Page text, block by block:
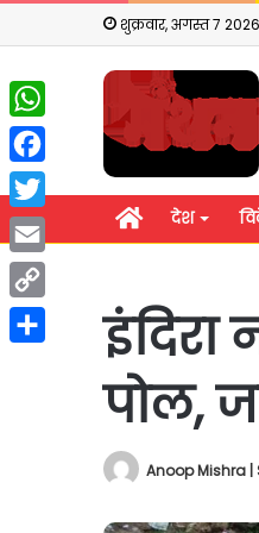
शुक्रवार, अगस्त 7 2026
होम देश
पोल,
Anoop Mishra |
WhatsApp
Facebook
Twitter
Email
Copy
Link